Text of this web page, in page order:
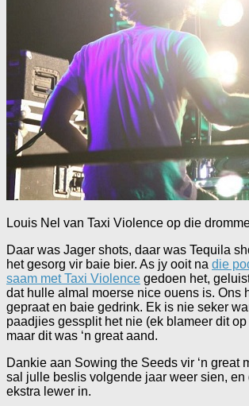
Louis Nel van Taxi Violence op die
Daar was Jager shots, daar was Tequila
het gesorg vir baie bier. As jy ooit na die
saam met Taxi Violence gedoen het,
dat hulle almal moerse nice ouens is. Ons
gepraat en baie gedrink. Ek is nie seker
paadjies gessplit het nie (ek blameer dit
maar dit was ‘n great aand.
Dankie aan Sowing the Seeds vir ‘n great
sal julle beslis volgende jaar weer sien, en
ekstra lewer in.